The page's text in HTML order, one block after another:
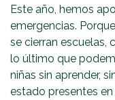
Este año, hemos
emergencias.
se cierran escuelas,
lo último que
niñas sin aprender,
estado presentes en